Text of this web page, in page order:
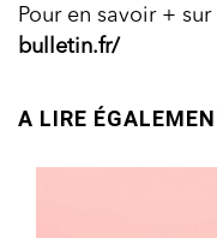
Pour en savoir +
bulletin.fr/
A LIRE